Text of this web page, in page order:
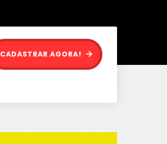
CADASTRAR AGORA!